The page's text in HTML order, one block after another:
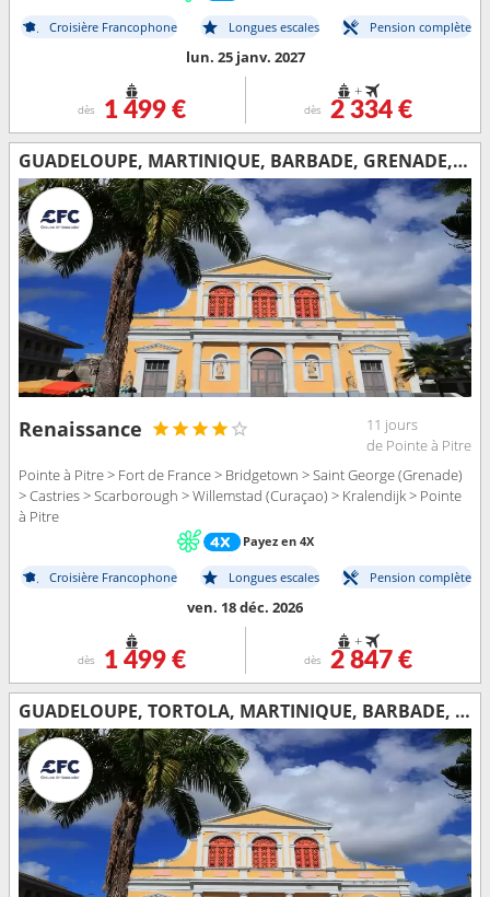
Croisière Francophone Longues escales Pension complète
lun. 25 janv. 2027
dès 1 499 €
+
dès 2 334 €
GUADELOUPE, MARTINIQUE, BARBADE, GRENADE, SAINTE-LUCIE, TRINITÉ-ET-TOBAGO, BONAIRE
Renaissance
11 jours
de Pointe à Pitre
Pointe à Pitre > Fort de France > Bridgetown > Saint George (Grenade)
> Castries > Scarborough > Willemstad (Curaçao) > Kralendijk > Pointe
à Pitre
Payez en 4X
Croisière Francophone Longues escales Pension complète
ven. 18 déc. 2026
dès 1 499 €
+
dès 2 847 €
GUADELOUPE, TORTOLA, MARTINIQUE, BARBADE, SAINT VINCENT-ET-LES-GRENADINES, DOMINIQUE, ARUBA